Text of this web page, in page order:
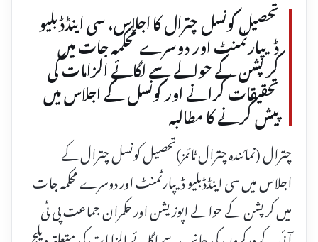
تحصیل کونسل چترال کا اجلاس، سی اینڈڈبلیو
ڈیپارٹمنٹ اور دوسرے محکمہ جات میں
کرپشن کے حوالے سے لگائے الزامات کی
تحقیقات کرانے اور کونسل کے اجلاس میں
پیش کرنے کا مطالبہ
چترال (نمائندہ چترال ٹائمز)تحصیل کونسل چترال کے
اجلاس میں سی اینڈڈبلیو ڈیپارٹمنٹ اور دوسرے محکمہ جات
میں کرپشن کے حوالے اپوزیشن اور حکمران جماعت پی ٹی